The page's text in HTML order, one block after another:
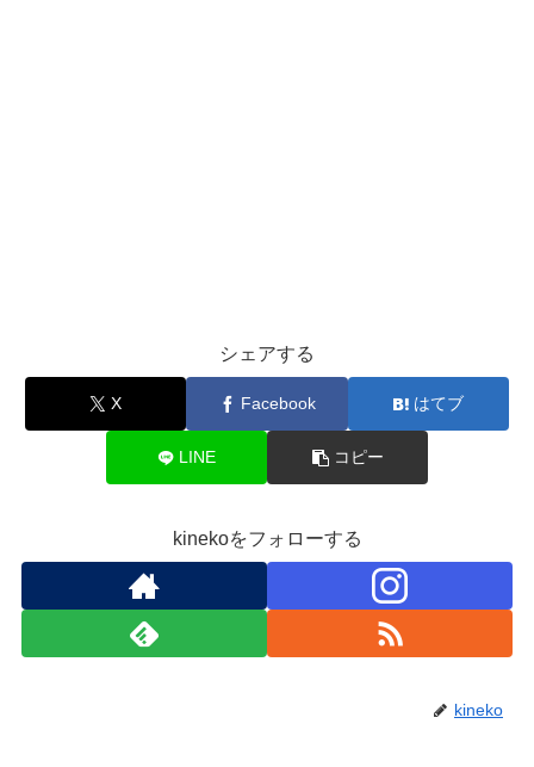
シェアする
X Facebook はてブ
LINE コピー
kinekoをフォローする
kineko